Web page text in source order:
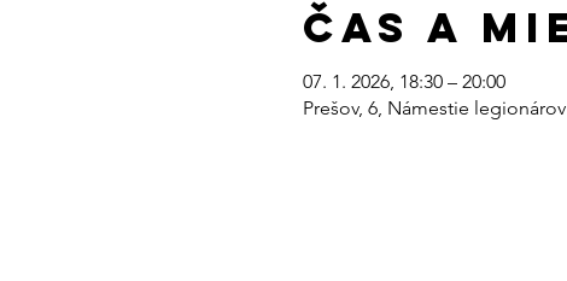
Čas a
07. 1. 2026, 18:30 – 20:00
Prešov, 6, Námestie